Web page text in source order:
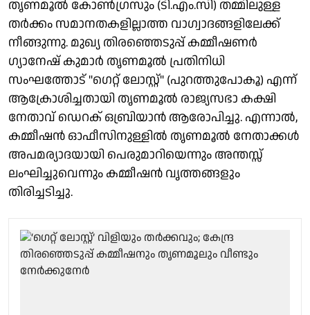
തൃണമൂൽ കോൺഗ്രസും (ടി.എം.സി) തമ്മിലുള്ള
തർക്കം സമാനതകളില്ലാത്ത വാഗ്വാദങ്ങളിലേക്ക്
നീങ്ങുന്നു. മുഖ്യ തിരഞ്ഞെടുപ്പ് കമ്മീഷണർ
ഗ്യാനേഷ് കുമാർ തൃണമൂൽ പ്രതിനിധി
സംഘത്തോട് "ഗെറ്റ് ലോസ്റ്റ്‌" (പുറത്തുപോകൂ) എന്ന്
ആക്രോശിച്ചതായി തൃണമൂൽ രാജ്യസഭാ കക്ഷി
നേതാവ് ഡെറക് ഒബ്രിയാൻ ആരോപിച്ചു. എന്നാൽ,
കമ്മീഷൻ ഓഫീസിനുള്ളിൽ തൃണമൂൽ നേതാക്കൾ
അപമര്യാദയായി പെരുമാറിയെന്നും അന്തസ്സ്
ലംഘിച്ചുവെന്നും കമ്മീഷൻ വൃത്തങ്ങളും
തിരിച്ചടിച്ചു.